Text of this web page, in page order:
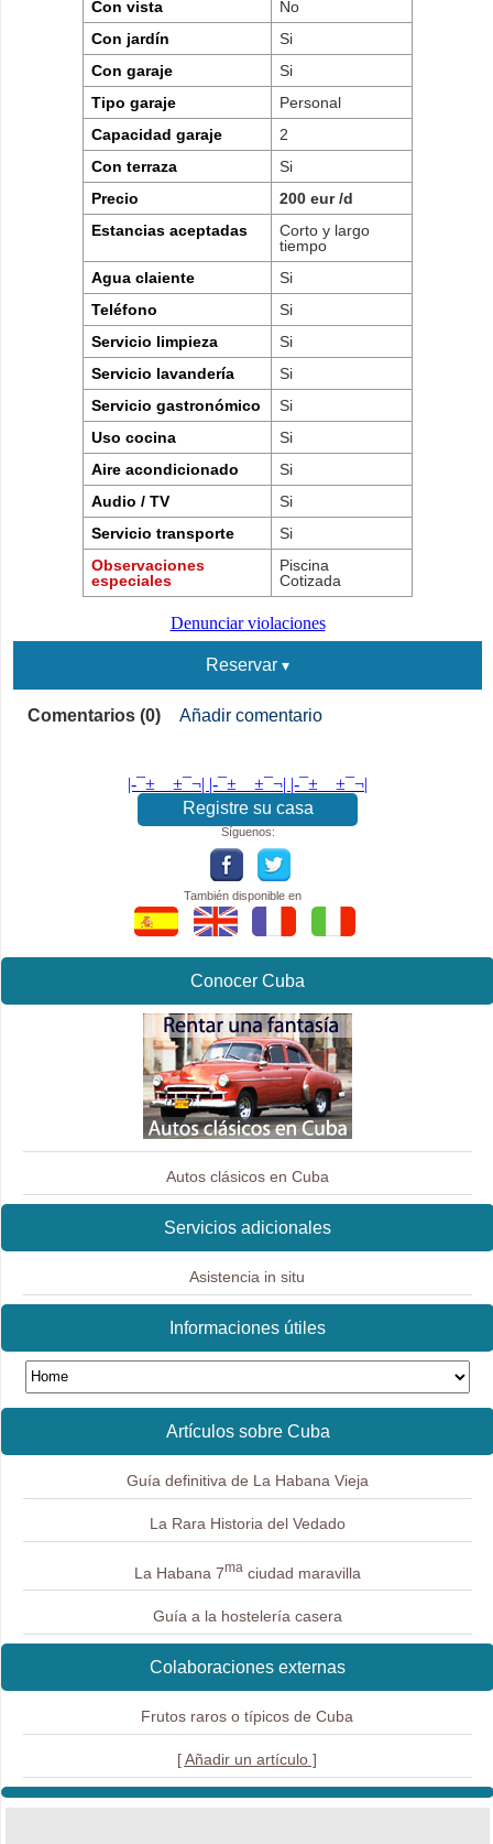
Con vista
No
Con jardín
Si
Con garaje
Si
Tipo garaje
Personal
Capacidad garaje
2
Con terraza
Si
Precio
200 eur /d
Estancias aceptadas
Corto y largo
tiempo
Agua claiente
Si
Teléfono
Si
Servicio limpieza
Si
Servicio lavandería
Si
Servicio gastronómico
Si
Uso cocina
Si
Aire acondicionado
Si
Audio / TV
Si
Servicio transporte
Si
Observaciones
especiales
Piscina
Cotizada
Denunciar violaciones
Reservar
Comentarios (0) Añadir comentario
|-¯±­__­±¯¬| |-¯±­__­±¯¬| |-¯±­__­±¯¬|
Registre su casa
Síguenos:
También disponible en
Conocer Cuba
Autos clásicos en Cuba
Servicios adicionales
Asistencia in situ
Informaciones útiles
Artículos sobre Cuba
Guía definitiva de La Habana Vieja
La Rara Historia del Vedado
La Habana 7maciudad maravilla
Guía a la hostelería casera
Colaboraciones externas
Frutos raros o típicos de Cuba
[ Añadir un artículo ]